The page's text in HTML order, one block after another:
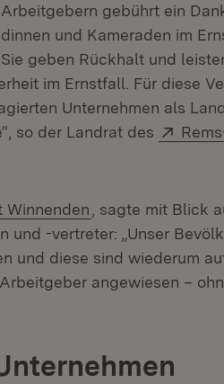
gebührt ein
und Kameraden im
geben Rückhalt und
im Ernstfall. Für diese
Unternehmen als
so der Landrat des
Winnenden (Öffnet in neuem
, sagte mit Blick
und -vertreter: „Unser
und diese sind wiederum
angewiesen –